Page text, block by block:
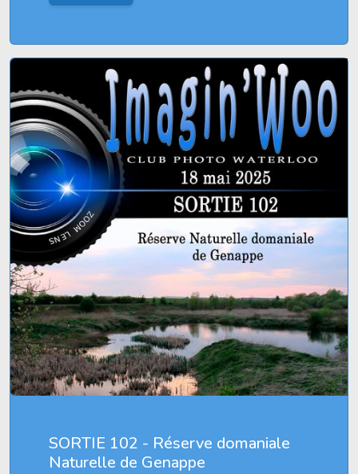
SORTIE 102 - Réserve domaniale
Naturelle de Genappe